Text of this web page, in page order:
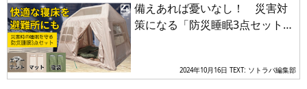
備えあれば憂いなし！ 災害対
策になる「防災睡眠3点セット」
2024年10月16日 TEXT: ソトラバ編集部